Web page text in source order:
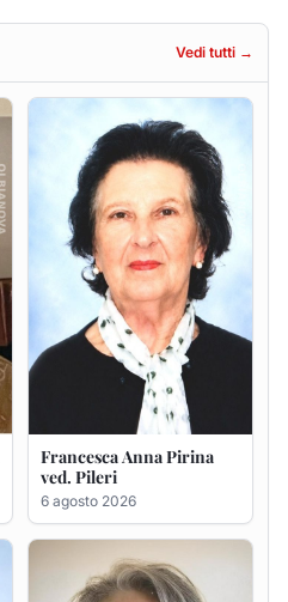
Francesca Anna Pirina
ved. Pileri
6 agosto 2026
Maria Teresa Floris ved.
6 agosto 2026